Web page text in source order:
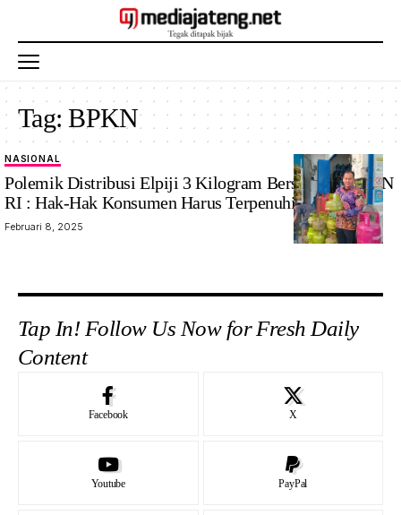
Tag:BPKN
Ketua BPKN M
Mufti Mubarok
saat
mengontrol
Mediajateng.net/
Humas BPKN
NASIONAL
Polemik Distribusi Elpiji 3 Kilogram Bersubsidi. BPKN
RI : Hak-Hak Konsumen Harus Terpenuhi
Februari 8, 2025
Tap In! Follow Us Now for Fresh Daily
Content
Facebook X
Youtube PayPal